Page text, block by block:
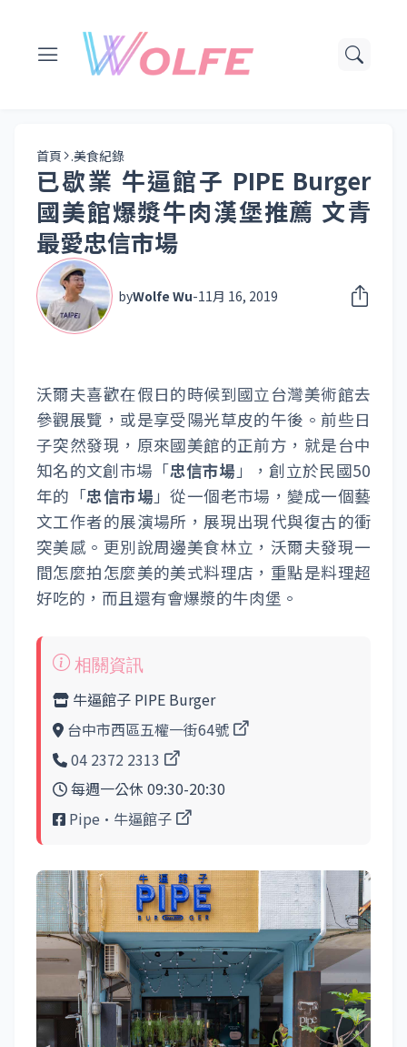
首頁 .美食紀錄
已歇業 牛逼館子 PIPE Burger
國美館爆漿牛肉漢堡推薦 文青
最愛忠信市場
byWolfe Wu-11月 16, 2019
沃爾夫喜歡在假日的時候到國立台灣美術館去
參觀展覽，或是享受陽光草皮的午後。前些日
子突然發現，原來國美館的正前方，就是台中
知名的文創市場「忠信市場」，創立於民國50
年的「忠信市場」從一個老市場，變成一個藝
文工作者的展演場所，展現出現代與復古的衝
突美感。更別說周邊美食林立，沃爾夫發現一
間怎麼拍怎麼美的美式料理店，重點是料理超
好吃的，而且還有會爆漿的牛肉堡。
牛逼館子 PIPE Burger
台中市西區五權一街64號
04 2372 2313
每週一公休 09:30-20:30
Pipe•牛逼館子